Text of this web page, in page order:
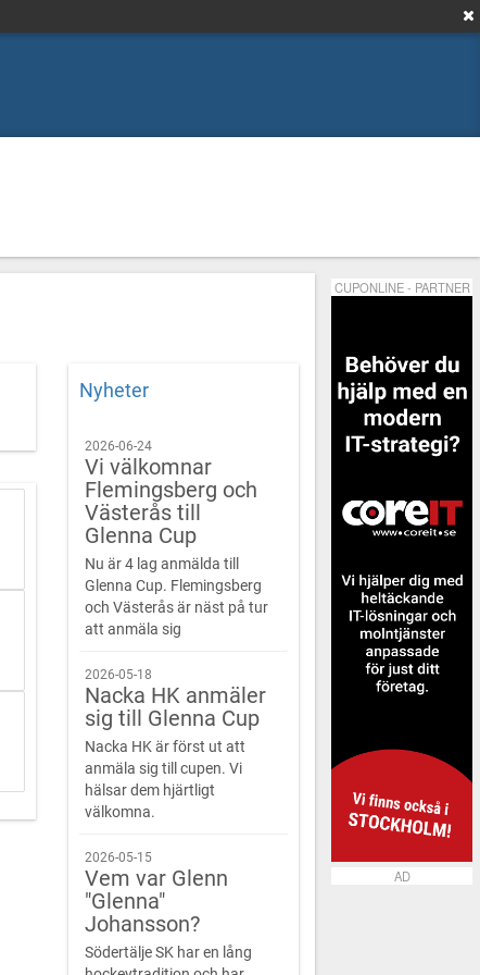
Nyheter
2026-06-24
Vi välkomnar
Flemingsberg och
Västerås till
Glenna Cup
Nu är 4 lag anmälda till
Glenna Cup. Flemingsberg
och Västerås är näst på tur
att anmäla sig
2026-05-18
Nacka HK anmäler
sig till Glenna Cup
Nacka HK är först ut att
anmäla sig till cupen. Vi
hälsar dem hjärtligt
välkomna.
2026-05-15
Vem var Glenn
"Glenna"
Johansson?
Södertälje SK har en lång
CUPONLINE - PARTNER
AD